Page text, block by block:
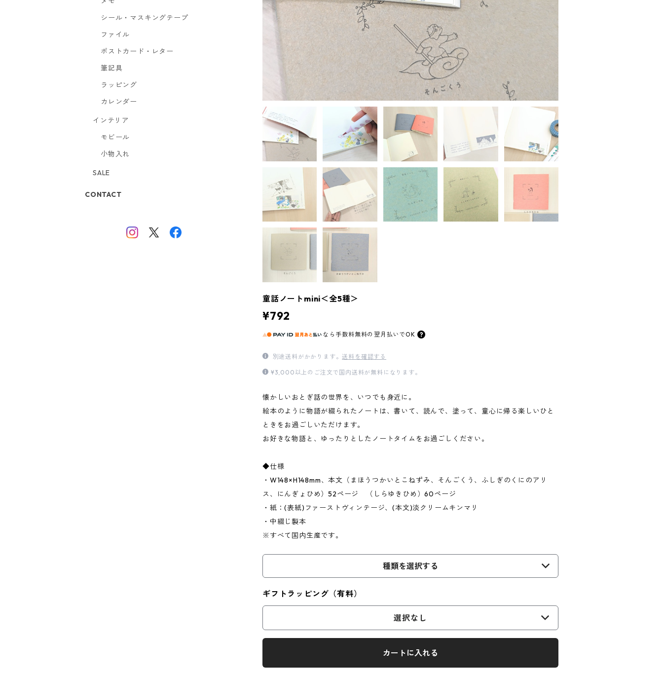
童話ノートmini＜全5種＞
¥792
なら 手数料無料の 翌月払いでOK
別途送料がかかります。送料を確認する
¥3,000以上のご注文で国内送料が無料になります。
懐かしいおとぎ話の世界を、いつでも身近に。
絵本のように物語が綴られたノートは、書いて、読んで、塗って、童心に帰る楽しいひと
ときをお過ごしいただけます。
お好きな物語と、ゆったりとしたノートタイムをお過ごしください。
◆仕様
・W148×H148mm、本文（まほうつかいとこねずみ、そんごくう、ふしぎのくにのアリ
ス、にんぎょひめ）52ページ （しらゆきひめ）60ページ
・紙：(表紙)ファーストヴィンテージ、(本文)淡クリームキンマリ
・中綴じ製本
※すべて国内生産です。
種類を選択する
ギフトラッピング（有料）
選択なし
カートに入れる
シール・マスキングテープ
ファイル
ポストカード・レター
筆記具
ラッピング
カレンダー
インテリア
モビール
小物入れ
SALE
CONTACT